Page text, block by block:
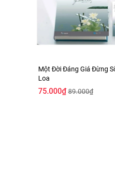
Một Đời Đáng Giá Đừng
Loa
75.000₫ 89.000₫